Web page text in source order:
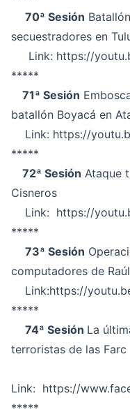
70ª Sesión
secuestradores en
Link: https://
*****
71ª Sesión
batallón Boyacá en
Link: https://
*****
72ª Sesión Ataque
Cisneros
Link: https://
*****
73ª Sesión
computadores de
Link:https://
*****
74ª Sesión La
terroristas de las Farc
Link: https://
*****